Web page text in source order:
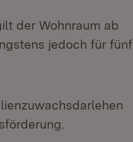
der Wohnraum ab
jedoch für fünf